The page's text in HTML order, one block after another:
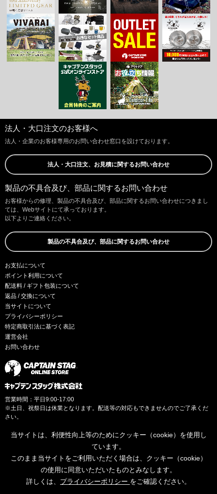
法人・大口注文のお客様へ
法人・企業のお客様専用のお問い合わせ窓口を設けております。
法人・大口注文、お見積に関するお問い合わせ
製品の不具合及び、部品に関するお問い合わせ
お客様からの修理、製品の不具合及び、部品に関するお問い合わせにつきまし
ては、Webサイトにて承っております。
以下よりご連絡ください。
製品の不具合及び、部品に関するお問い合わせ
お支払について
ポイント利用について
配送料 / ギフト包装について
返品 / 交換について
当サイトについて
プライバシーポリシー
特定商取引法に基づく表記
運営会社
お問い合わせ
営業時間：平日9:00-17:00
※土日、祝祭日は休業となります。配送等の対応もできませんのでご了承くだ
さい。
© CAPTAINSTAG Co.Ltd.
当サイトは、利便性向上等のためにクッキー（cookie）を使用し
ています。
このまま当サイトをご利用いただく場合は、クッキー（cookie）
の使用に同意いただいたものとみなします。
詳しくは、 プライバシーポリシー をご確認ください。